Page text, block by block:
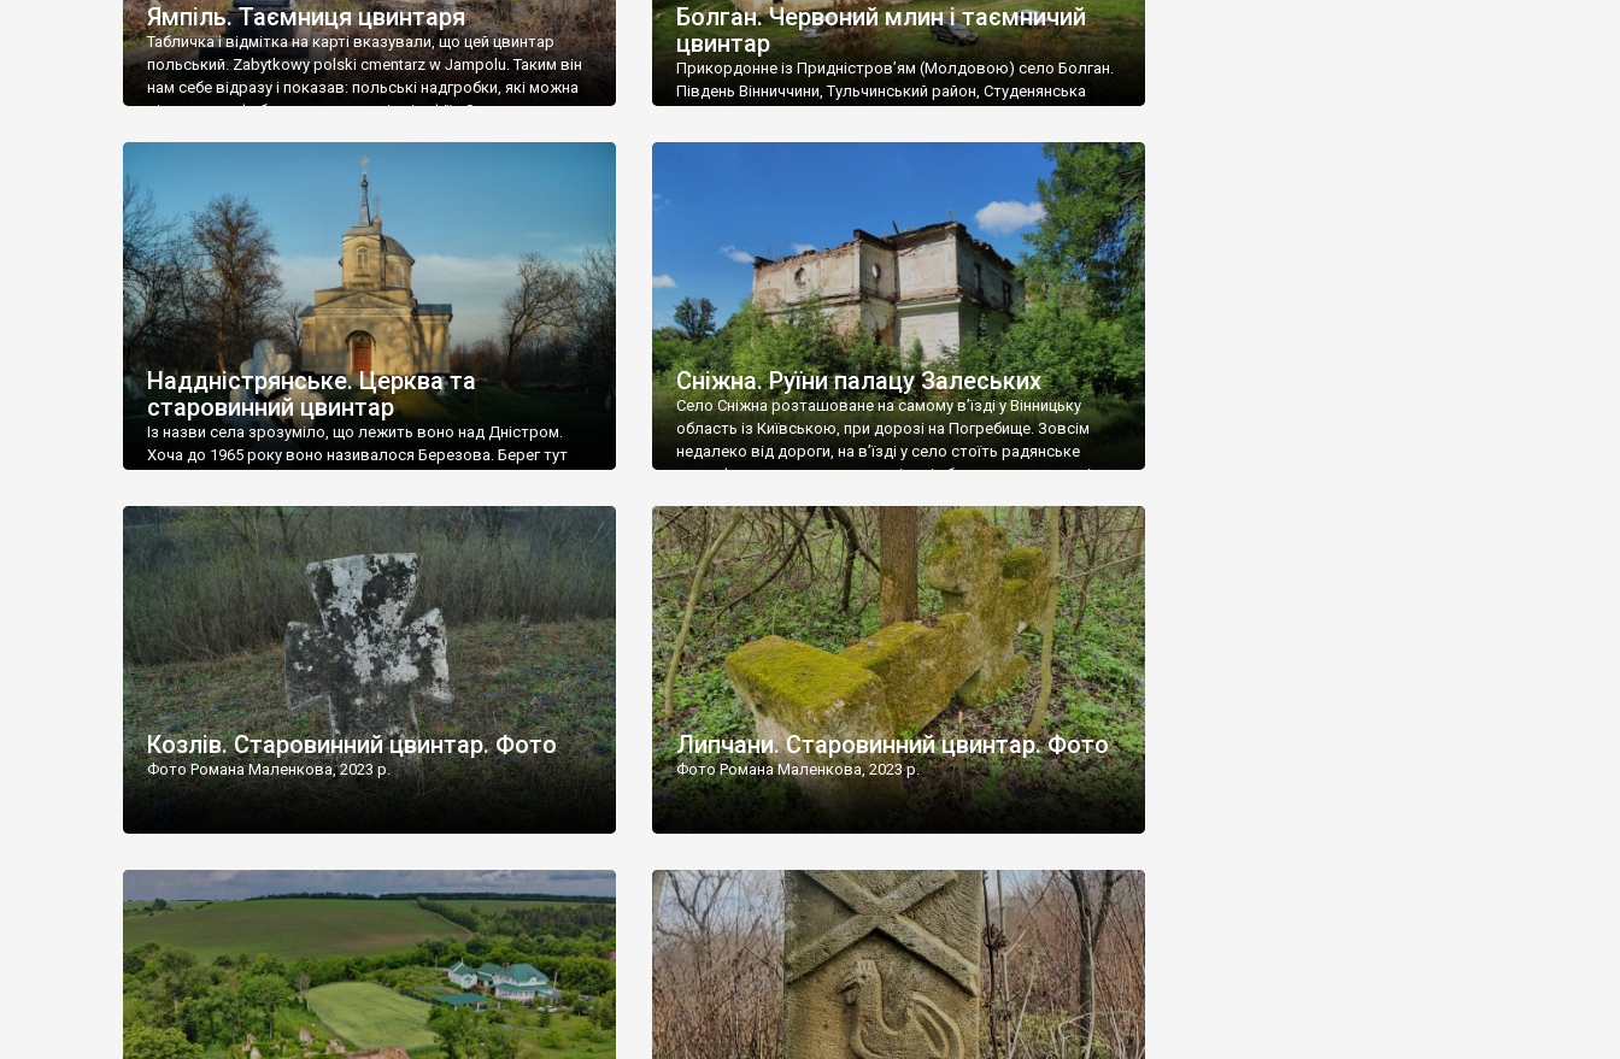
Ямпіль. Таємниця цвинтаря
Табличка і відмітка на карті вказували, що цей цвинтар
польський. Zabytkowy polski cmentarz w Jampolu. Таким він
нам себе відразу і показав: польські надгробки, які можна
віднести до фабричних, польські епітафії… Загалом цвинтар
виявилося більше семи гектарів. Перше враження про
абсолютну звичайність польського цвинтаря виявилося
оманливим – […]
Болган. Червоний млин і таємничий
цвинтар
Прикордонне із Придністров’ям (Молдовою) село Болган.
Південь Вінниччини, Тульчинський район, Студенянська
старовинний цвинтар із кам’яними хрестами. Всі епітафії, які
збереглися, написані кирилицею, церковнослов’янською
мовою. За всіма традиційними ознаками – цвинтар
український. Хрести датуються 19 століттям. У 1924-1940
роках Болган […]
Наддністрянське. Церква та
старовинний цвинтар
Із назви села зрозуміло, що лежить воно над Дністром.
Хоча до 1965 року воно називалося Березова. Берег тут
Наддністрянське відрізняється від більшості навколишніх
сіл. У селі є мурована Михайлівська церква. Точної дати […]
Сніжна. Руїни палацу Залеських
Село Сніжна розташоване на самому в’їзді у Вінницьку
область із Київською, при дорозі на Погребище. Зовсім
недалеко від дороги, на в’їзді у село стоїть радянське
рельєфне пано, яке показує жінку і яблуню, а трохи далі,
дороги їх не видно, але видно дві стареньких колії у траві –
[…]
Козлів. Старовинний цвинтар. Фото
Фото Романа Маленкова, 2023 р.
Липчани. Старовинний цвинтар. Фото
Фото Романа Маленкова, 2023 р.